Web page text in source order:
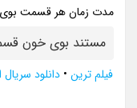
مدت زمان هر قسمت بوی خون
مستند بوی خون قسمت 9
فیلم ترین •دانلود سریال